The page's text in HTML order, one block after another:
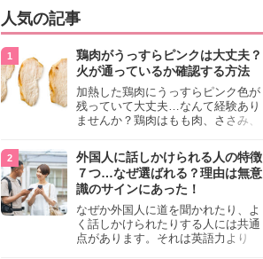
人気の記事
鶏肉がうっすらピンクは大丈夫？
火が通っているか確認する方法
加熱した鶏肉にうっすらピンク色が
残っていて大丈夫…なんて経験あり
ませんか？鶏肉はもも肉、ささみ、
わいが異なり、いろいろと楽しめる
料理ですが、鶏肉は加熱した後でも
うっすらピンク色の部分が大丈夫な
のと気になるときがあります。この
記事では生焼けか火が通っているの
かを確認する方法や、鶏肉を調理す
るときの注意点を紹介しますので、
参考にしてみてくださいね。
外国人に話しかけられる人の特徴
７つ…なぜ選ばれる？理由は無意
識のサインにあった！
なぜか外国人に道を聞かれたり、よ
く話しかけられたりする人には共通
点があります。それは英語力より